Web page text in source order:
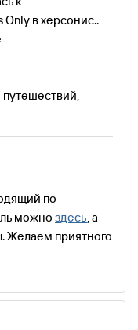
в херсонис..
путешествий,
по
можно здесь, а
Желаем приятного